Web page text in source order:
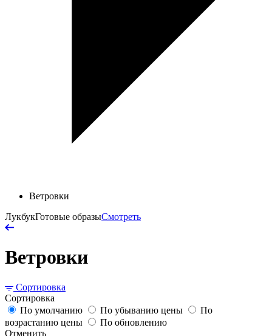
Ветровки
ЛукбукГотовые образыСмотреть
Ветровки
Сортировка
Сортировка
По умолчанию
По убыванию цены
По
возрастанию цены
По обновлению
Отменить